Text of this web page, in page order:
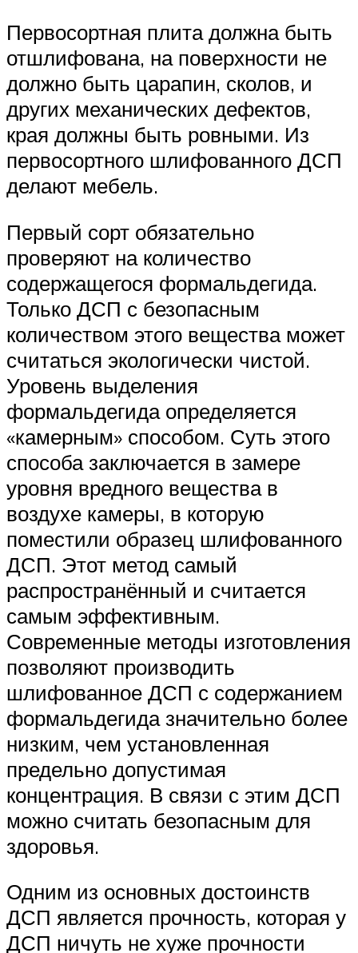
Первосортная плита должна быть
отшлифована, на поверхности не
должно быть царапин, сколов, и
других механических дефектов,
края должны быть ровными. Из
первосортного шлифованного ДСП
делают мебель.
Первый сорт обязательно
проверяют на количество
содержащегося формальдегида.
Только ДСП с безопасным
количеством этого вещества может
считаться экологически чистой.
Уровень выделения
формальдегида определяется
«камерным» способом. Суть этого
способа заключается в замере
уровня вредного вещества в
воздухе камеры, в которую
поместили образец шлифованного
ДСП. Этот метод самый
распространённый и считается
самым эффективным.
Современные методы изготовления
позволяют производить
шлифованное ДСП с содержанием
формальдегида значительно более
низким, чем установленная
предельно допустимая
концентрация. В связи с этим ДСП
можно считать безопасным для
здоровья.
Одним из основных достоинств
ДСП является прочность, которая у
ДСП ничуть не хуже прочности